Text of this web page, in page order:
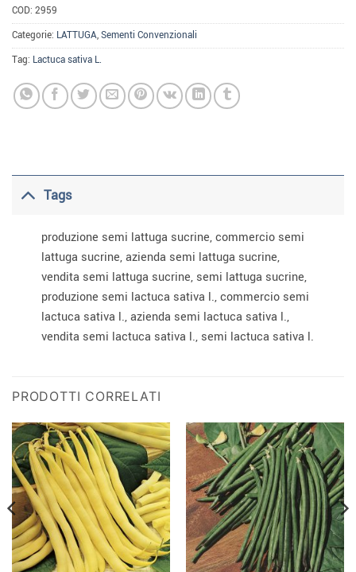
COD: 2959
Categorie: LATTUGA,Sementi Convenzionali
Tag: Lactuca sativa L.
Tags
produzione semi lattuga sucrine, commercio semi
lattuga sucrine, azienda semi lattuga sucrine,
vendita semi lattuga sucrine, semi lattuga sucrine,
produzione semi lactuca sativa l., commercio semi
lactuca sativa l., azienda semi lactuca sativa l.,
vendita semi lactuca sativa l., semi lactuca sativa l.
PRODOTTI CORRELATI